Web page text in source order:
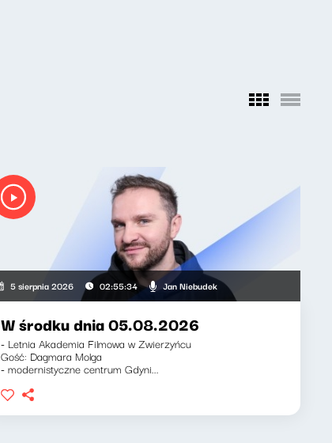
5 sierpnia 2026 02:55:34 Jan Niebudek
W środku dnia 05.08.2026
- Letnia Akademia Filmowa w Zwierzyńcu
Gość: Dagmara Molga
- modernistyczne centrum Gdyni...